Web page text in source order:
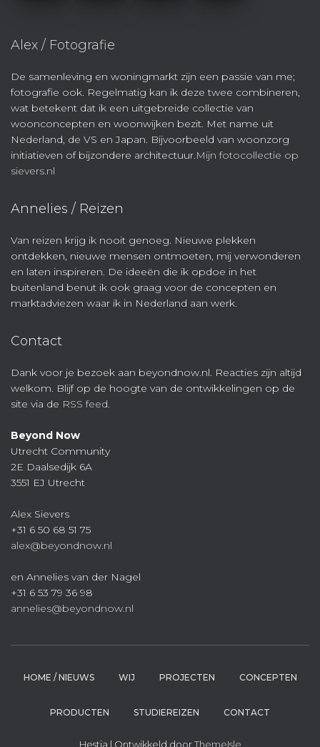
Alex / Fotografie
De samenleving en woningmarkt zijn een passie van me;
fotografie ook. Regelmatig kan ik deze twee combineren,
wat betekent dat ik een uitgebreide collectie van
woonconcepten en woonwijken bezit. Met name uit
Nederland, de VS en Japan. Bijvoorbeeld van woonzorg
initiatieven of bijzondere architectuur.Mijn fotocollectie op
sievers.nl
Annelies / Reizen
Van reizen krijg ik nooit genoeg. Nieuwe plekken
ontdekken, nieuwe mensen ontmoeten, mij verwonderen
en laten inspireren. De ideeën die ik opdoe in het
buitenland benut ik ook graag voor de concepten en
marktadviezen waar ik in Nederland aan werk.
Contact
Dank voor je bezoek aan beyondnow.nl. Reacties zijn altijd
welkom. Blijf op de hoogte van de ontwikkelingen op de
site via de RSS feed.
Beyond Now
Utrecht Community
2E Daalsedijk 6A
3551 EJ Utrecht
Alex Sievers
+31 6 50 68 51 75
alex@beyondnow.nl
en Annelies van der Nagel
+31 6 53 79 36 98
annelies@beyondnow.nl
HOME / NIEUWS WIJ PROJECTEN CONCEPTEN
PRODUCTEN STUDIEREIZEN CONTACT
Hestia | Ontwikkeld doorThemeIsle